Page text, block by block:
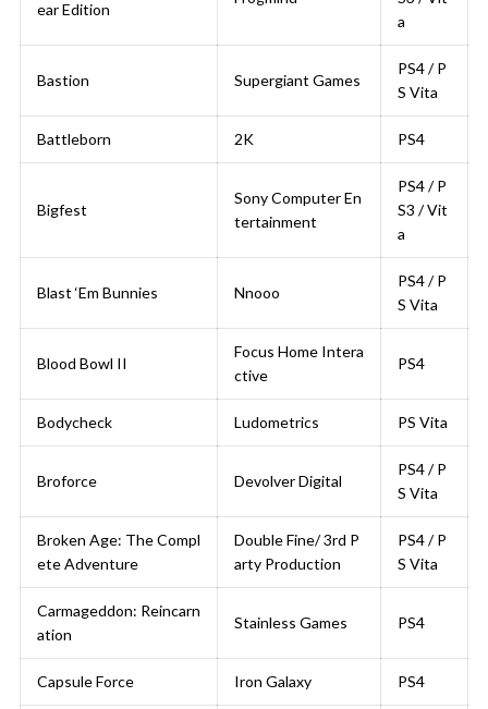
ear Edition
a
Bastion Supergiant Games
PS4 / P
S Vita
Battleborn 2K PS4
Bigfest
Sony Computer En
tertainment
PS4 / P
S3 / Vit
a
Blast ‘Em Bunnies Nnooo
PS4 / P
S Vita
Blood Bowl II
Focus Home Intera
ctive
PS4
Bodycheck Ludometrics PS Vita
Broforce Devolver Digital
PS4 / P
S Vita
Broken Age: The Compl
ete Adventure
Double Fine/ 3rd P
arty Production
PS4 / P
S Vita
Carmageddon: Reincarn
ation
Stainless Games PS4
Capsule Force Iron Galaxy PS4